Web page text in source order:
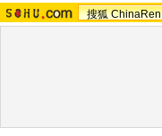
搜狐 ChinaRen